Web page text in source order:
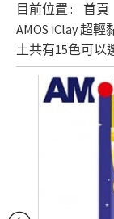
目前位置 : 首頁
AMOS iClay 超輕
土共有15色可以